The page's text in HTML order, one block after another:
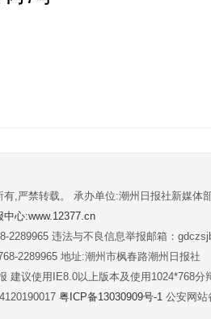
有,严禁转载。 承办单位:潮州日报社新媒体
心:www.12377.cn
2289965 违法与不良信息举报邮箱：
2289965 地址:潮州市枫春路潮州日报社
建议使用IE8.0以上版本及使用1024*768分
粤ICP备13030909号-1 公安网站